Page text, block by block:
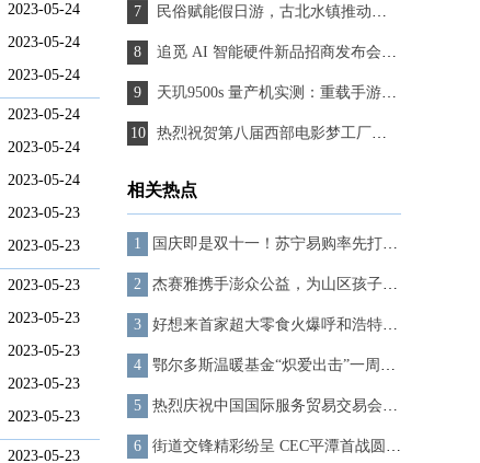
2023-05-24
2023-05-24
2023-05-24
2023-05-24
2023-05-24
2023-05-24
2023-05-23
2023-05-23
2023-05-23
2023-05-23
2023-05-23
2023-05-23
2023-05-23
2023-05-23
民俗赋能假日游，古北水镇推动清明文旅深度融合
追觅 AI 智能硬件新品招商发布会成功举办 强势赋能经销商破局增长
天玑9500s 量产机实测：重载手游帧率更高，轻载手游功耗极低
热烈祝贺第八届西部电影梦工厂影视颁奖盛典圆满举办
相关热点
国庆即是双十一！苏宁易购率先打响双11“第一枪”
杰赛雅携手澎众公益，为山区孩子点亮希望之光
好想来首家超大零食火爆呼和浩特，引爆区域消费新潮流
鄂尔多斯温暖基金“炽爱出击”一周年，马龙重回鄂尔多斯“验收”项目成果
热烈庆祝中国国际服务贸易交易会“绿色发展·丝路金桥”哈萨克斯坦-中国经贸合作论坛圆满成功
街道交锋精彩纷呈 CEC平潭首战圆满落幕